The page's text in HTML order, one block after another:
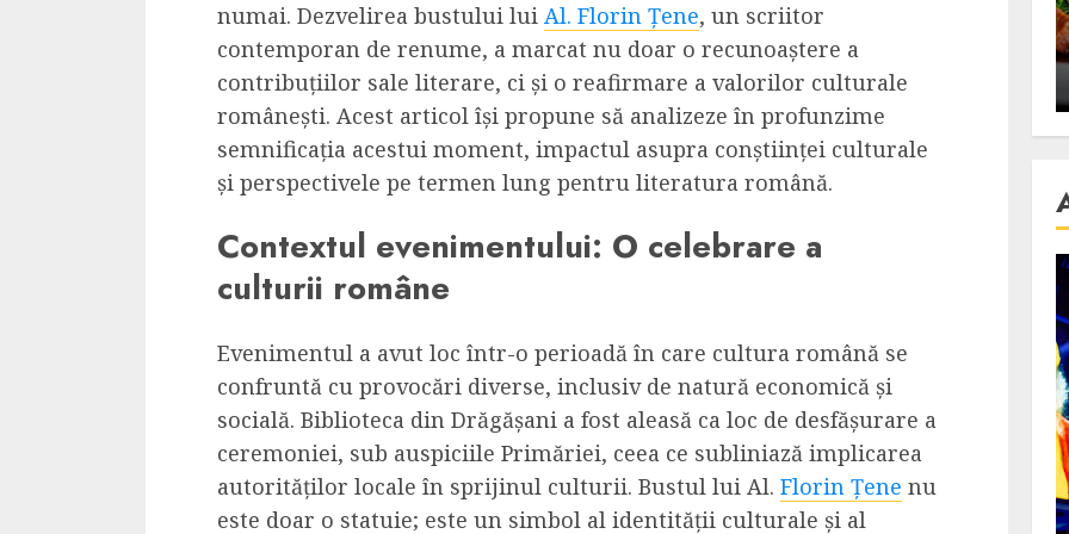
numai. Dezvelirea bustului lui Al. Florin Țene, un scriitor
contemporan de renume, a marcat nu doar o recunoaștere a
contribuțiilor sale literare, ci și o reafirmare a valorilor culturale
românești. Acest articol își propune să analizeze în profunzime
semnificația acestui moment, impactul asupra conștiinței culturale
și perspectivele pe termen lung pentru literatura română.
Contextul evenimentului: O celebrare a
culturii române
Evenimentul a avut loc într-o perioadă în care cultura română se
confruntă cu provocări diverse, inclusiv de natură economică și
socială. Biblioteca din Drăgășani a fost aleasă ca loc de desfășurare a
ceremoniei, sub auspiciile Primăriei, ceea ce subliniază implicarea
autorităților locale în sprijinul culturii. Bustul lui Al. Florin Țene nu
este doar o statuie; este un simbol al identității culturale și al
Cele mai delicioase retete
cu piept de curcan
ALEXANDRU S. MAY 24, 2023
carnea de rata e vedeta
incontestabila
ALEXANDRU S. NOVEMBER 29, 2023